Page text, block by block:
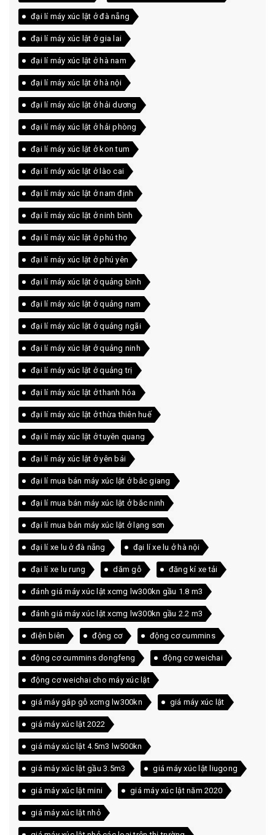
đại lí máy xúc lật ở đà nẵng
đại lí máy xúc lật ở gia lai
đại lí máy xúc lật ở hà nam
đại lí máy xúc lật ở hà nội
đại lí máy xúc lật ở hải dương
đại lí máy xúc lật ở hải phòng
đại lí máy xúc lật ở kon tum
đại lí máy xúc lật ở lào cai
đại lí máy xúc lật ở nam định
đại lí máy xúc lật ở ninh bình
đại lí máy xúc lật ở phú thọ
đại lí máy xúc lật ở phú yên
đại lí máy xúc lật ở quảng bình
đại lí máy xúc lật ở quảng nam
đại lí máy xúc lật ở quảng ngãi
đại lí máy xúc lật ở quảng ninh
đại lí máy xúc lật ở quảng trị
đại lí máy xúc lật ở thanh hóa
đại lí máy xúc lật ở thừa thiên huế
đại lí máy xúc lật ở tuyên quang
đại lí máy xúc lật ở yên bái
đại lí mua bán máy xúc lật ở bắc giang
đại lí mua bán máy xúc lật ở bắc ninh
đại lí mua bán máy xúc lật ở lạng sơn
đại lí xe lu ở đà nẵng đại lí xe lu ở hà nội
đại lí xe lu rung dăm gỗ đăng kí xe tải
đánh giá máy xúc lật xcmg lw300kn gầu 1.8 m3
đánh giá máy xúc lật xcmg lw300kn gầu 2.2 m3
điện biên động cơ động cơ cummins
động cơ cummins dongfeng động cơ weichai
động cơ weichai cho máy xúc lật
giá máy gắp gỗ xcmg lw300kn giá máy xúc lật
giá máy xúc lật 2022
giá máy xúc lật 4.5m3 lw500kn
giá máy xúc lật gầu 3.5m3 giá máy xúc lật liugong
giá máy xúc lật mini giá máy xúc lật năm 2020
giá máy xúc lật nhỏ